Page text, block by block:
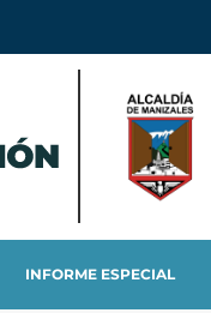
INFORME ESPECIAL